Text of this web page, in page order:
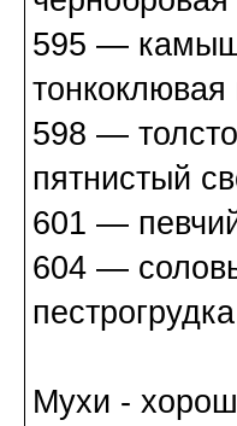
595 —
598 —
пятнистый
601 —
604 —
пестрогрудка
Мухи -